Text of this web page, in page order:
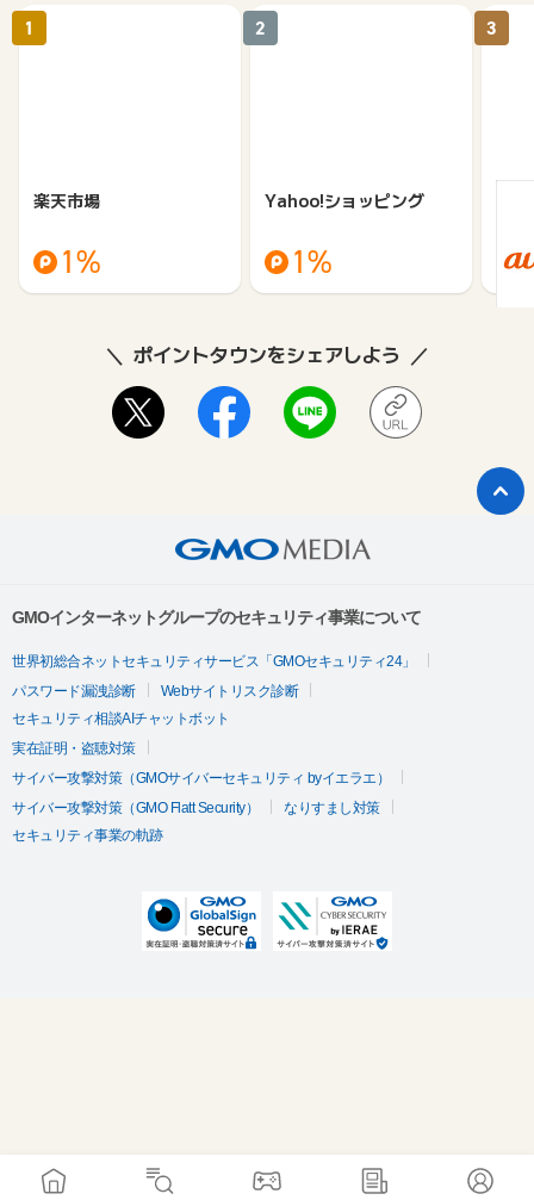
楽天市場
1%
1
Yahoo!ショッピング
1%
2 3
ポイントタウンをシェアしよう
GMOインターネットグループのセキュリティ事業について
世界初総合ネットセキュリティサービス「GMOセキュリティ24」
パスワード漏洩診断
Webサイトリスク診断
セキュリティ相談AIチャットボット
実在証明・盗聴対策
サイバー攻撃対策（GMOサイバーセキュリティ byイエラエ）
サイバー攻撃対策（GMO Flatt Security）
なりすまし対策
セキュリティ事業の軌跡